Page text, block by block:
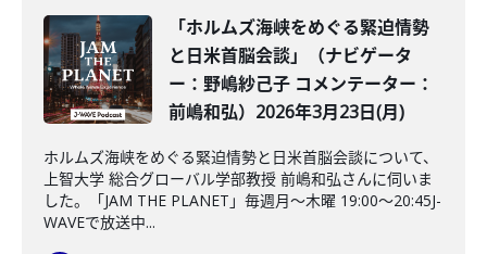
「ホルムズ海峡をめぐる緊迫情勢
と日米首脳会談」（ナビゲータ
ー：野嶋紗己子 コメンテーター：
前嶋和弘）2026年3月23日(月)
ホルムズ海峡をめぐる緊迫情勢と日米首脳会談について、
上智大学 総合グローバル学部教授 前嶋和弘さんに伺いま
した。「JAM THE PLANET」毎週月～木曜 19:00～20:45J-
WAVEで放送中...